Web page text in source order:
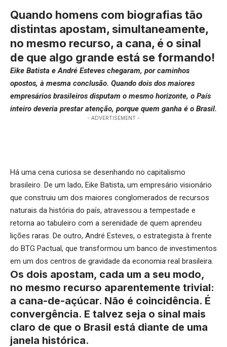
Quando homens com biografias tão
distintas apostam, simultaneamente,
no mesmo recurso, a cana, é o sinal
de que algo grande está se formando!
Eike Batista e André Esteves chegaram, por caminhos
opostos, à mesma conclusão. Quando dois dos maiores
empresários brasileiros disputam o mesmo horizonte, o País
inteiro deveria prestar atenção, porque quem ganha é o Brasil.
- ADVERTISEMENT -
Há uma cena curiosa se desenhando no capitalismo
brasileiro. De um lado, Eike Batista, um empresário visionário
que construiu um dos maiores conglomerados de recursos
naturais da história do país, atravessou a tempestade e
retorna ao tabuleiro com a serenidade de quem aprendeu
lições raras. De outro, André Esteves, o estrategista à frente
do BTG Pactual, que transformou um banco de investimentos
em um dos centros de gravidade da economia real brasileira.
Os dois apostam, cada um a seu modo,
no mesmo recurso aparentemente trivial:
a cana-de-açúcar. Não é coincidência. É
convergência. E talvez seja o sinal mais
claro de que o Brasil está diante de uma
janela histórica.